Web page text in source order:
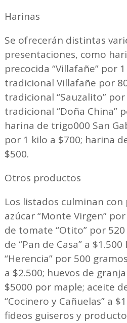
Harinas
Se ofrecerán distintas
presentaciones, como
precocida “Villafañe” por
tradicional Villafañe por
tradicional “Sauzalito”
tradicional “Doña China”
harina de trigo000 San
por 1 kilo a $700; harina
$500.
Otros productos
Los listados culminan
azúcar “Monte Virgen”
de tomate “Otito” por
de “Pan de Casa” a
“Herencia” por 500
a $2.500; huevos de
$5000 por maple; aceite
“Cocinero y Cañuelas” a
fideos guiseros y